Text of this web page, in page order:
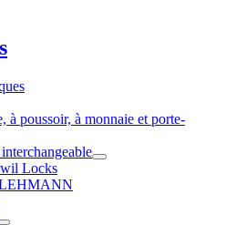
à poussoir, à monnaie et porte-
Locks
LEHMANN